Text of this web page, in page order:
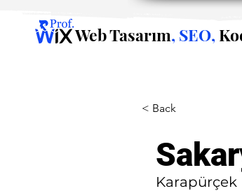
Web Tasarım, SEO,
< Back
Karapürçek